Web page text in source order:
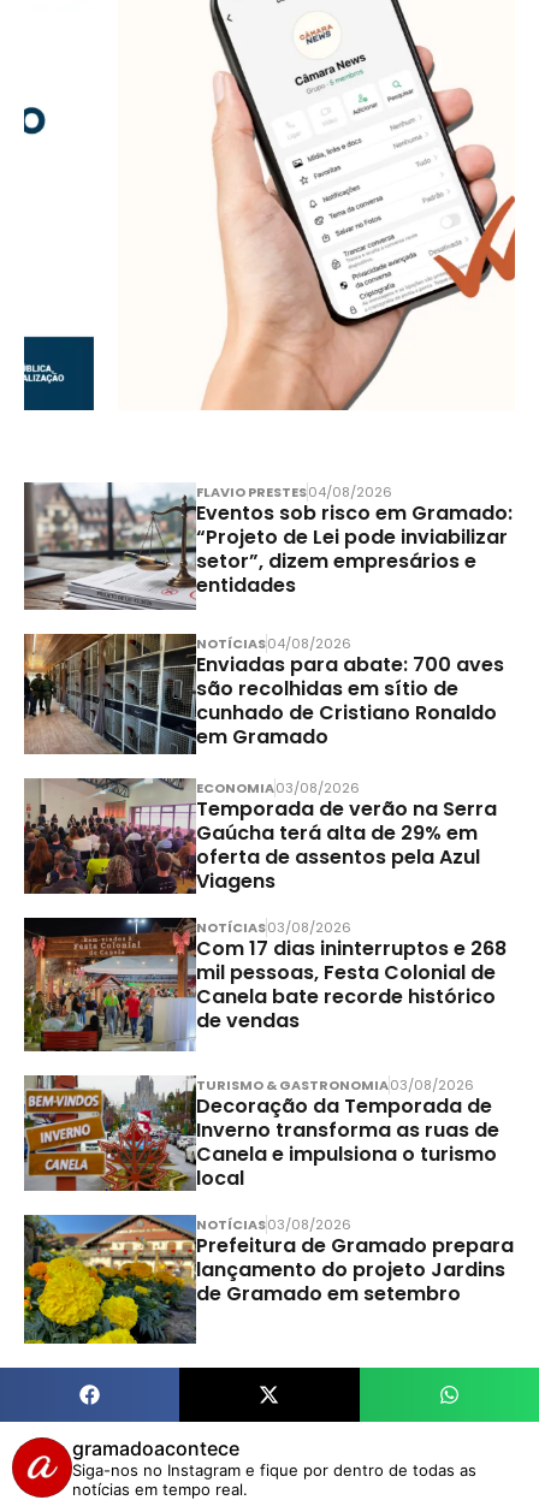
FLAVIO PRESTES04/08/2026
Eventos sob risco em Gramado:
“Projeto de Lei pode inviabilizar
setor”, dizem empresários e
entidades
NOTÍCIAS04/08/2026
Enviadas para abate: 700 aves
são recolhidas em sítio de
cunhado de Cristiano Ronaldo
em Gramado
ECONOMIA03/08/2026
Temporada de verão na Serra
Gaúcha terá alta de 29% em
oferta de assentos pela Azul
Viagens
NOTÍCIAS03/08/2026
Com 17 dias ininterruptos e 268
mil pessoas, Festa Colonial de
Canela bate recorde histórico
de vendas
TURISMO & GASTRONOMIA03/08/2026
Decoração da Temporada de
Inverno transforma as ruas de
Canela e impulsiona o turismo
local
NOTÍCIAS03/08/2026
Prefeitura de Gramado prepara
lançamento do projeto Jardins
de Gramado em setembro
gramadoacontece
Siga-nos no Instagram e fique por dentro de todas as
notícias em tempo real.